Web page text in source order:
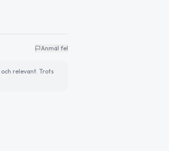
Anmäl fel
relevant. Trots